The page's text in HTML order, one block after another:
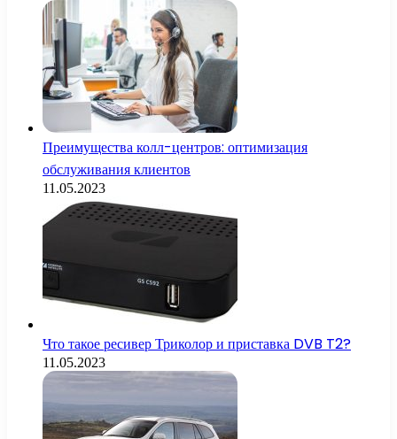
Преимущества колл-центров: оптимизация
обслуживания клиентов
11.05.2023
Что такое ресивер Триколор и приставка DVB T2?
11.05.2023